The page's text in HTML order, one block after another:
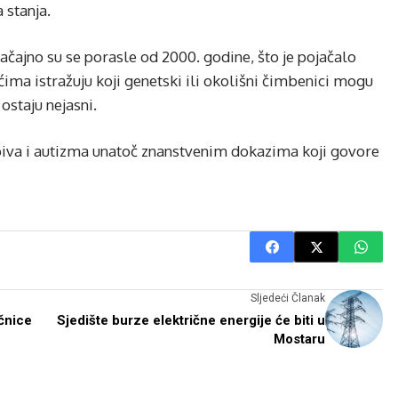
stanja.
su se porasle od 2000. godine, što je pojačalo
istražuju koji genetski ili okolišni čimbenici mogu
nejasni.
i autizma unatoč znanstvenim dokazima koji govore
Sljedeći Članak
Sjedište burze električne energije će biti u
Mostaru